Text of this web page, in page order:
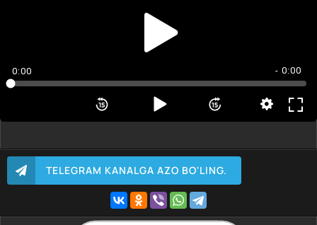
0:00 - 0:00
TELEGRAM KANALGA AZO BO'LING.